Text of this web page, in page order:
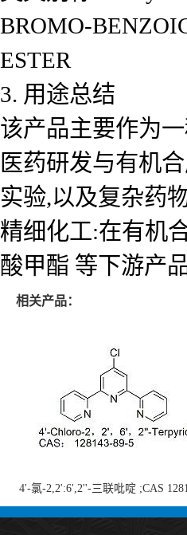
BROMO-
ESTER
3. 用途总结
该产品主要作为
医药研发与有机
实验,以及复杂药
精细化工:在有机
酸甲酯 等下游产
相关产品：
4'-氯-2,2':6',2''-三联吡啶 ;CAS
;4'-Chloro-2,2':6',2''-